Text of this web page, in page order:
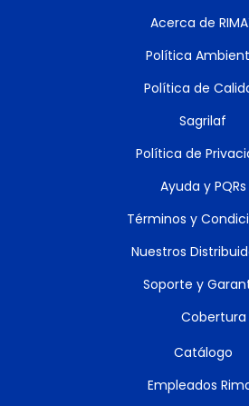
Acerca de
Política
Política de
Sagrilaf
Política de
Ayuda y PQRs
Términos y
Nuestros
Soporte y
Cobertura
Catálogo
Empleados